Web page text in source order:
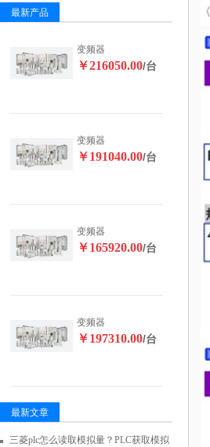
最新产品
变频器
￥216050.00/台
变频器
￥191040.00/台
变频器
￥165920.00/台
变频器
￥197310.00/台
最新文章
三菱plc怎么读取模拟量？PLC获取模拟